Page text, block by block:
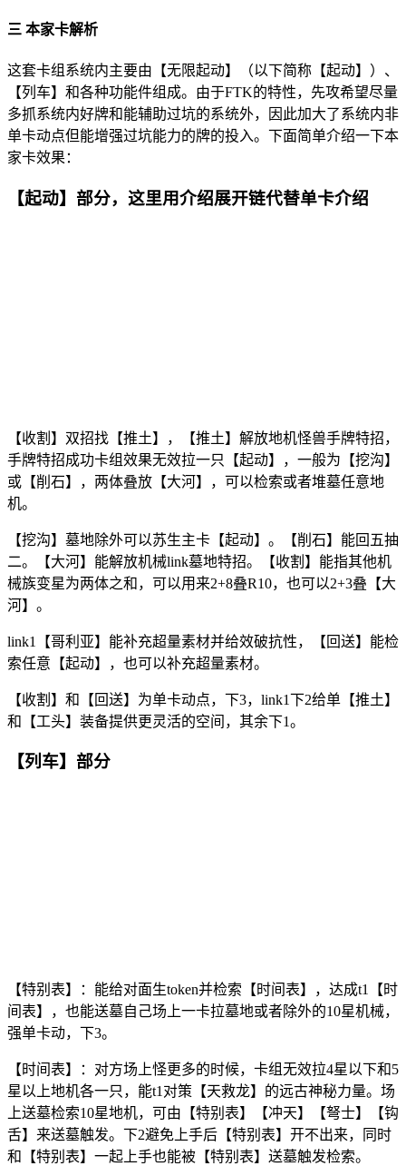
三 本家卡解析
这套卡组系统内主要由【无限起动】（以下简称【起动】）、
【列车】和各种功能件组成。由于FTK的特性，先攻希望尽量
多抓系统内好牌和能辅助过坑的系统外，因此加大了系统内非
单卡动点但能增强过坑能力的牌的投入。下面简单介绍一下本
家卡效果：
【起动】部分，这里用介绍展开链代替单卡介绍
【收割】双招找【推土】，【推土】解放地机怪兽手牌特招，
手牌特招成功卡组效果无效拉一只【起动】，一般为【挖沟】
或【削石】，两体叠放【大河】，可以检索或者堆墓任意地
机。
【挖沟】墓地除外可以苏生主卡【起动】。【削石】能回五抽
二。【大河】能解放机械link墓地特招。【收割】能指其他机
械族变星为两体之和，可以用来2+8叠R10，也可以2+3叠【大
河】。
link1【哥利亚】能补充超量素材并给效破抗性，【回送】能检
索任意【起动】，也可以补充超量素材。
【收割】和【回送】为单卡动点，下3，link1下2给单【推土】
和【工头】装备提供更灵活的空间，其余下1。
【列车】部分
【特别表】：能给对面生token并检索【时间表】，达成t1【时
间表】，也能送墓自己场上一卡拉墓地或者除外的10星机械，
强单卡动，下3。
【时间表】：对方场上怪更多的时候，卡组无效拉4星以下和5
星以上地机各一只，能t1对策【天救龙】的远古神秘力量。场
上送墓检索10星地机，可由【特别表】【冲天】【弩士】【钩
舌】来送墓触发。下2避免上手后【特别表】开不出来，同时
和【特别表】一起上手也能被【特别表】送墓触发检索。